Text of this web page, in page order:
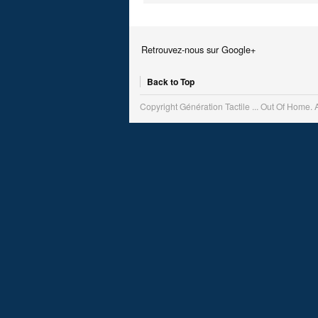
Retrouvez-nous sur Google+
Back to Top
Copyright Génération Tactile ... Out Of Home.